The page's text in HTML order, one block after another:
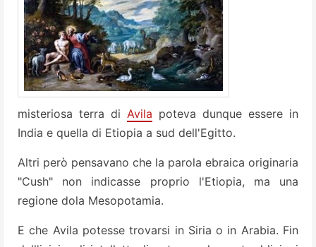
misteriosa terra di Avila poteva dunque essere in
India e quella di Etiopia a sud dell'Egitto.
Altri però pensavano che la parola ebraica originaria
"Cush" non indicasse proprio l'Etiopia, ma una
regione dola Mesopotamia.
E che Avila potesse trovarsi in Siria o in Arabia. Fin